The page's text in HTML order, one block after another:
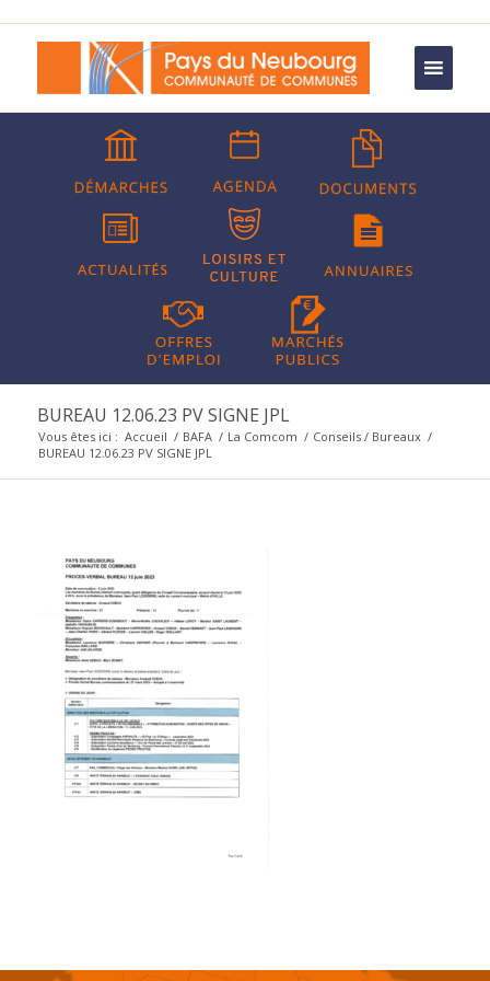
BUREAU 12.06.23 PV SIGNE JPL
Vous êtes ici : Accueil / BAFA / La Comcom / Conseils / Bureaux /
BUREAU 12.06.23 PV SIGNE JPL